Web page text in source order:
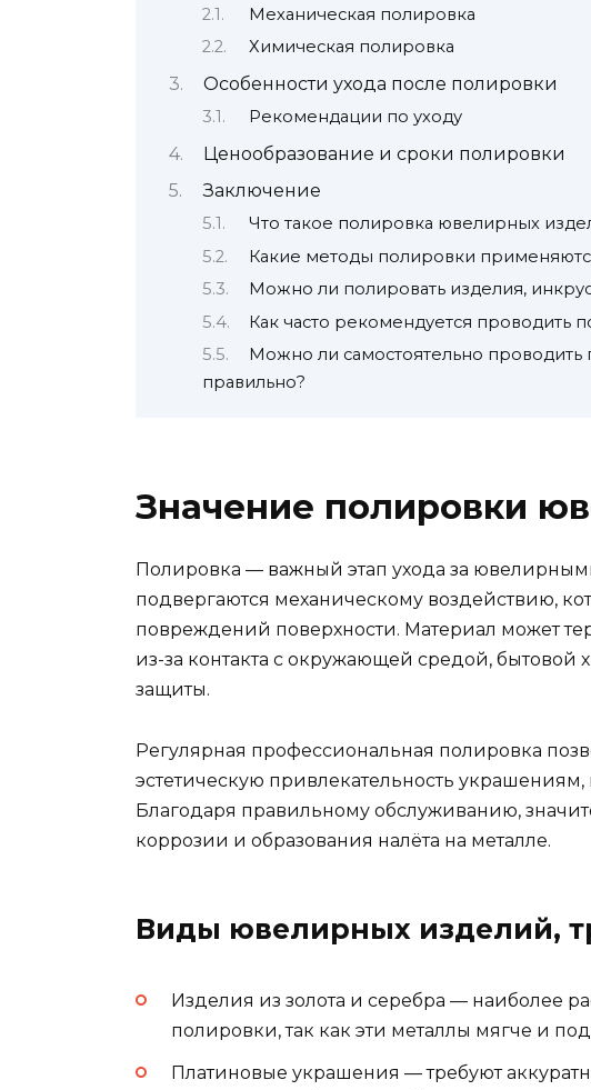
Механическая полировка
Химическая полировка
Особенности ухода после полировки
Рекомендации по уходу
Ценообразование и сроки полировки
Заключение
Что такое полировка ювелирных
Какие методы полировки
Можно ли полировать изделия,
Как часто рекомендуется проводить
Можно ли самостоятельно проводить
правильно?
Значение полировки
Полировка — важный этап ухода за
подвергаются механическому воздействию,
повреждений поверхности. Материал может
из-за контакта с окружающей средой,
защиты.
Регулярная профессиональная полировка
эстетическую привлекательность
Благодаря правильному обслуживанию,
коррозии и образования налёта на металле.
Виды ювелирных изделий,
Изделия из золота и серебра — наиболее
полировки, так как эти металлы мягче и
Платиновые украшения — требуют